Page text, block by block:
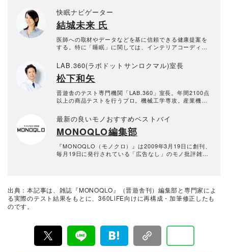
快眠ナビゲーター
結城未来 氏
医師への取材やデータなどを基に信頼できる健康提案を
する。特に「睡眠」に関しては、インテリアコーディネ
などの資格も生かしながら、快眠法から寝具などの快眠
環境まで幅広く情報発信。テレビ番組の出演多数。年間
の寝具検証点数100点以上。「頭がよくなる照明術」（P
HP新書）など「灯りナビゲーター」としての著書も多
数。農林水産省水産政策審議会特別委員の顔もある。
LAB.360(ラボドットサンロクマル)室長
松下和矢
晋遊舎のテスト専門機関「LAB.360」室長。年間2100点
以上の商品テストを行うプロ。機械工学専攻。産業機械
を経て、民間の試験機関で多くの商品テストに従事。テ
スト方法の立案から試験デザイン、試験装置の製作、テ
スト実施まで一貫した商品テストを手がける。日用雑貨
品や家電製品が専門。テスト方法の妥当性を担保しつ
つ、誰が見ても一目で結果が分かるビジュアル性を伴う
手法を心がけている。趣味はプラモデル作り。
最新の良いモノおすすめベストバイ
MONOQLO編集部
『MONOQLO（モノクロ）』は2009年3月19日に創刊、
毎月19日に発行されている「広告なし」のモノ批評雑誌
に良いモノ」だけを厳選して紹介。編集長・山田和樹を
中心に、11名以上の編集体制で日々の検証・記事制作を
出典：本記事は、雑誌『MONOQLO』（晋遊舎刊）編集部と専門家によ
る実際のテスト結果をもとに、360LiFE向けに再構成・加筆修正したも
のです。